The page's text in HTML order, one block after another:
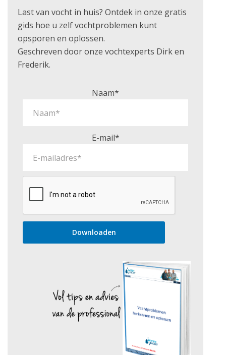
Last van vocht in huis? Ontdek in onze gratis
gids hoe u zelf vochtproblemen kunt
opsporen en oplossen.
Geschreven door onze vochtexperts Dirk en
Frederik.
Naam*
E-mail*